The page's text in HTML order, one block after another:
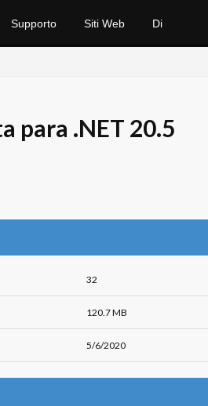
Supporto Siti Web Di
para .NET 20.5
32
120.7 MB
5/6/2020